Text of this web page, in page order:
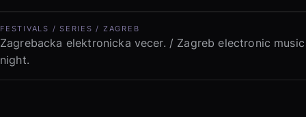
FESTIVALS / SERIES / ZAGREB
Zagrebacka elektronicka vecer. / Zagreb electronic music
night.